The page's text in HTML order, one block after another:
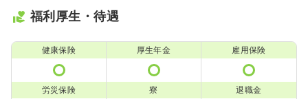
福利厚生・待遇
健康保険 厚生年金 雇用保険
労災保険 寮 退職金